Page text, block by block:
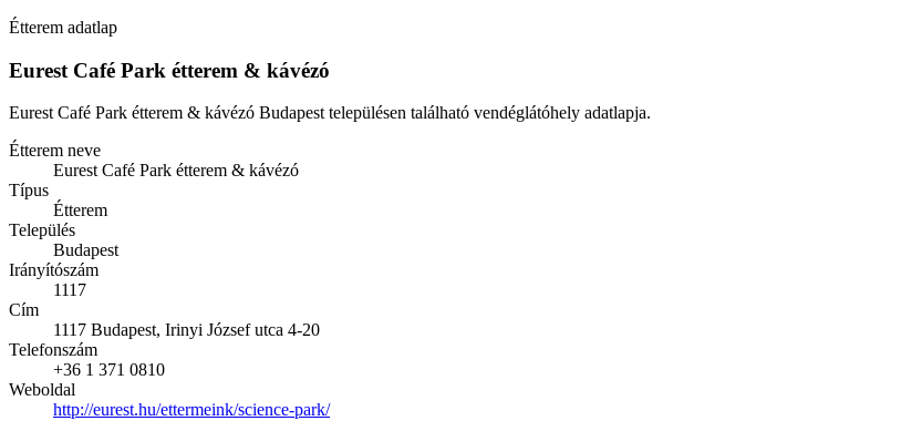
Étterem adatlap
Eurest Café Park étterem & kávézó
Eurest Café Park étterem & kávézó Budapest településen található vendéglátóhely adatlapja.
Étterem neve
Eurest Café Park étterem & kávézó
Típus
Étterem
Település
Budapest
Irányítószám
1117
Cím
1117 Budapest, Irinyi József utca 4-20
Telefonszám
+36 1 371 0810
Weboldal
http://eurest.hu/ettermeink/science-park/